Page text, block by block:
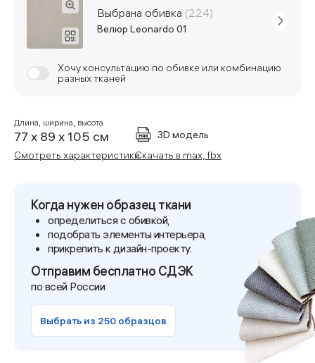
Выбрана обивка (224)
Велюр Leonardo 01
Хочу консультацию по обивке или комбинацию
разных тканей
Длина, ширина, высота
77 x 89 x 105 см
Смотреть характеристики
3D модель
Скачать в max, fbx
Когда нужен образец ткани
определиться с обивкой,
подобрать элементы интерьера,
прикрепить к дизайн-проекту.
Отправим бесплатно СДЭК
по всей России
Выбрать из 250 образцов